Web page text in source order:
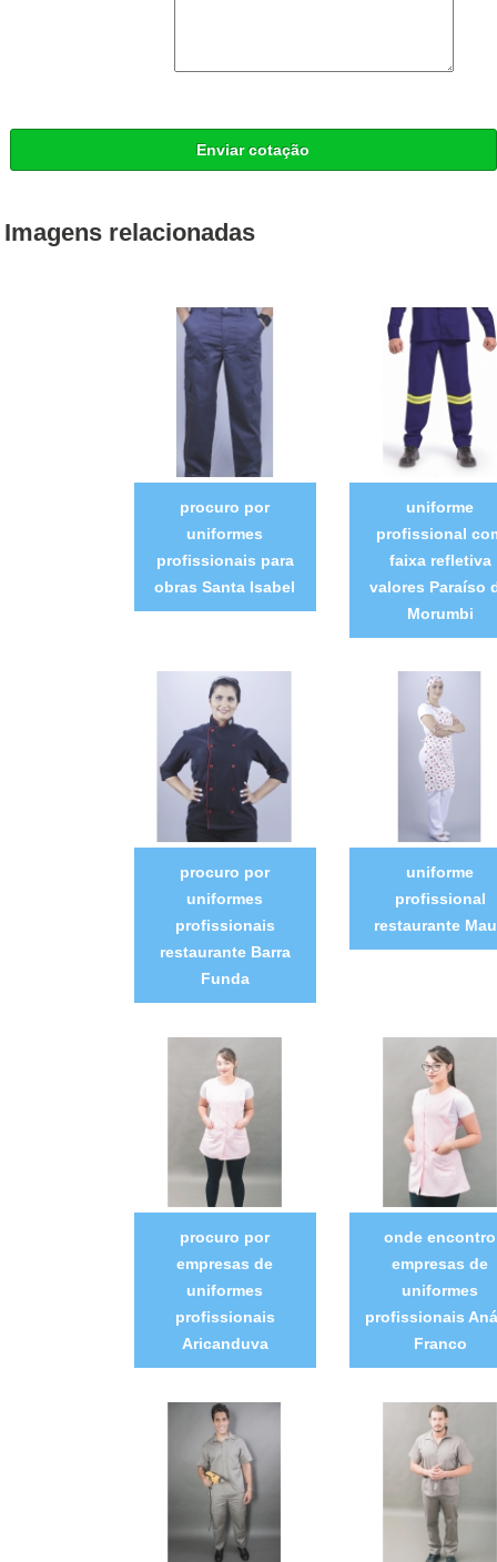
Enviar cotação
Imagens relacionadas
procuro por
uniformes
profissionais para
obras Santa Isabel
uniforme
profissional
faixa refletiva
valores Paraíso
Morumbi
procuro por
uniformes
profissionais
restaurante Barra
Funda
uniforme
profissional
restaurante
procuro por
empresas de
uniformes
profissionais
Aricanduva
onde encontro
empresas de
uniformes
profissionais
Franco